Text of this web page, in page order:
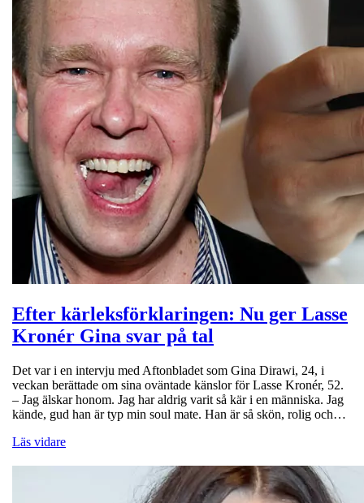
Efter kärleksförklaringen: Nu ger Lasse
Kronér Gina svar på tal
Det var i en intervju med Aftonbladet som Gina Dirawi, 24, i
veckan berättade om sina oväntade känslor för Lasse Kronér, 52.
– Jag älskar honom. Jag har aldrig varit så kär i en människa. Jag
kände, gud han är typ min soul mate. Han är så skön, rolig och…
Läs vidare